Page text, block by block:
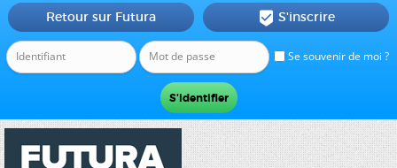
Se souvenir de moi ?
Retour sur Futura  S'inscrire